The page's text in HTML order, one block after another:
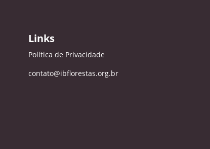
Links
Política de Privacidade
contato@ibflorestas.org.br